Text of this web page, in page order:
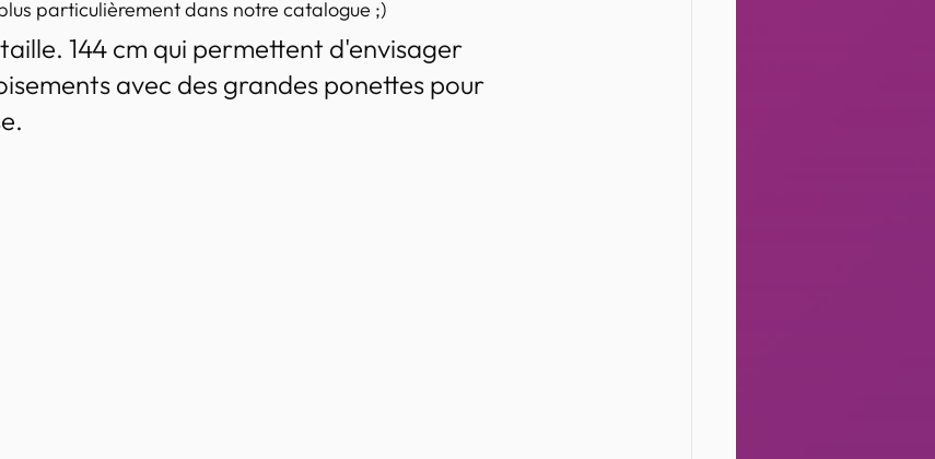
particulièrement dans notre catalogue ;)
144 cm qui permettent d'envisager
avec des grandes ponettes pour